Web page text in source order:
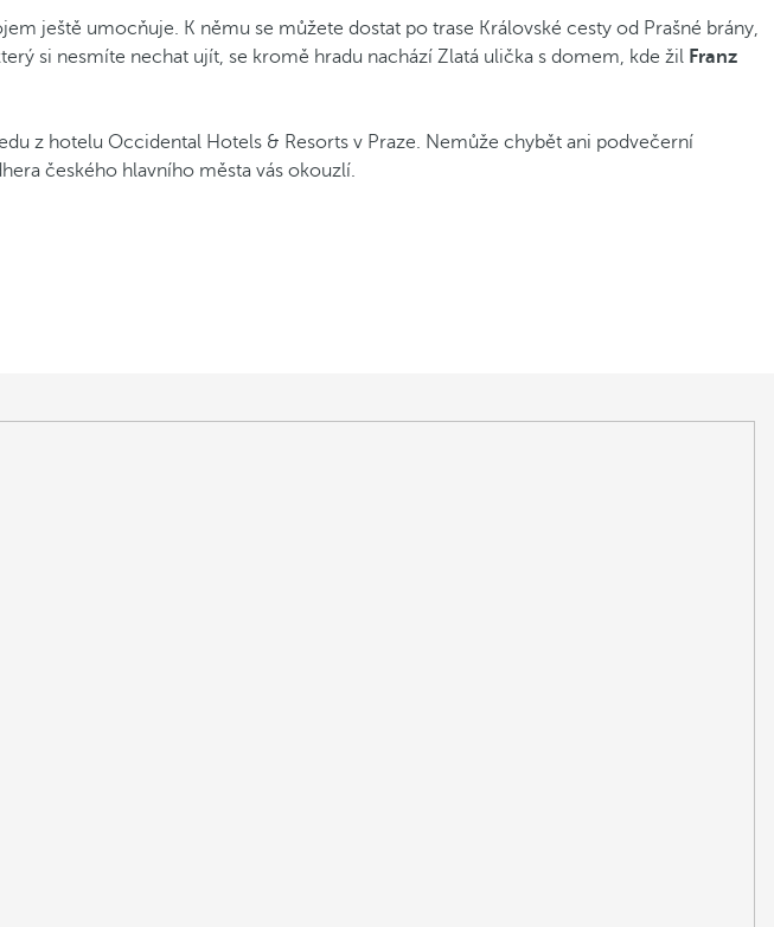
ještě umocňuje. K němu se můžete dostat po trase Královské cesty od Prašné brány,
si nesmíte nechat ujít, se kromě hradu nachází Zlatá ulička s domem, kde žil Franz
z hotelu Occidental Hotels & Resorts v Praze. Nemůže chybět ani podvečerní
českého hlavního města vás okouzlí.